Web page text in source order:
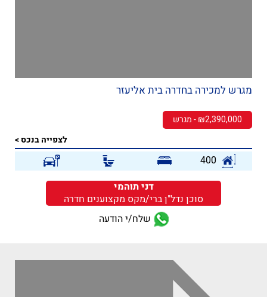
מגרש למכירה בחדרה בית אליעזר
₪2,390,000 - מגרש
לצפייה בנכס >
400
דני תוהמי
סוכן נדל"ן ברי/מקס מקצוענים חדרה
שלח/י הודעה